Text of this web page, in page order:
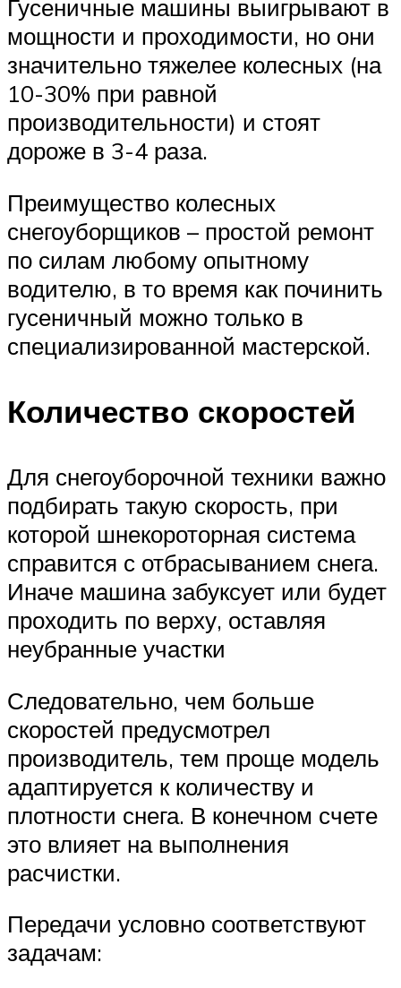
Гусеничные машины выигрывают в
мощности и проходимости, но они
значительно тяжелее колесных (на
10-30% при равной
производительности) и стоят
дороже в 3-4 раза.
Преимущество колесных
снегоуборщиков – простой ремонт
по силам любому опытному
водителю, в то время как починить
гусеничный можно только в
специализированной мастерской.
Количество скоростей
Для снегоуборочной техники важно
подбирать такую скорость, при
которой шнекороторная система
справится с отбрасыванием снега.
Иначе машина забуксует или будет
проходить по верху, оставляя
неубранные участки
Следовательно, чем больше
скоростей предусмотрел
производитель, тем проще модель
адаптируется к количеству и
плотности снега. В конечном счете
это влияет на выполнения
расчистки.
Передачи условно соответствуют
задачам: